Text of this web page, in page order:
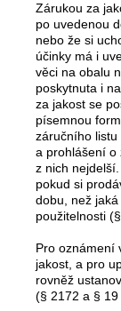
Zárukou za
po uvedenou
nebo že si
účinky má i
věci na obalu
poskytnuta i
za jakost se
písemnou
záručního
a prohlášení o
z nich
pokud si
dobu, než
použitelnosti
Pro oznámení
jakost, a pro
rovněž
(§ 2172 a § 19